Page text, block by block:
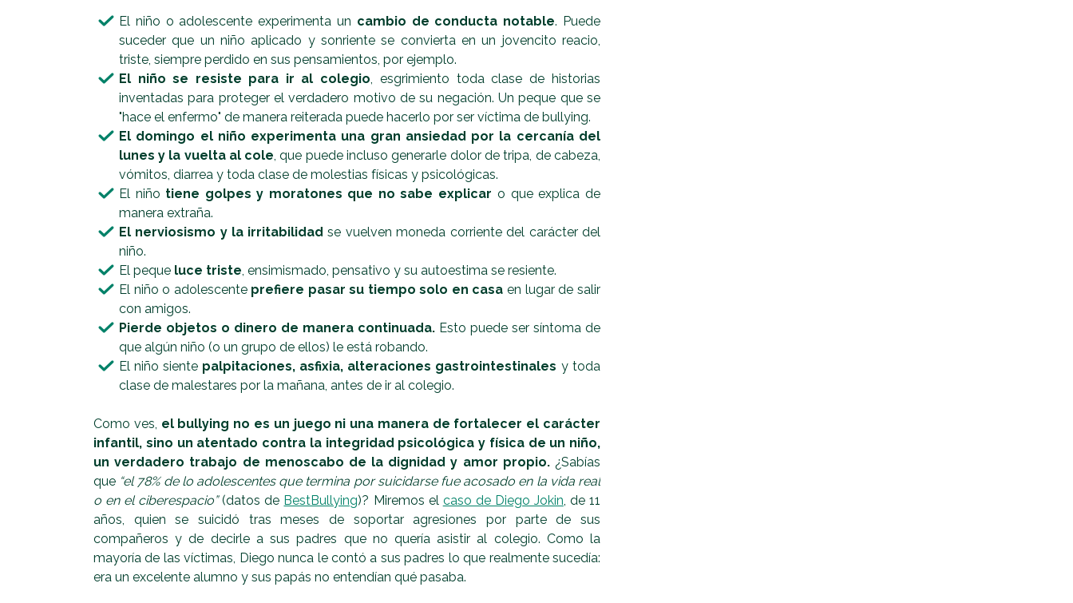
El niño o adolescente experimenta un cambio de conducta notable. Puede
suceder que un niño aplicado y sonriente se convierta en un jovencito reacio,
triste, siempre perdido en sus pensamientos, por ejemplo.
El niño se resiste para ir al colegio, esgrimiento toda clase de historias
inventadas para proteger el verdadero motivo de su negación. Un peque que se
"hace el enfermo" de manera reiterada puede hacerlo por ser víctima de bullying.
El domingo el niño experimenta una gran ansiedad por la cercanía del
lunes y la vuelta al cole, que puede incluso generarle dolor de tripa, de cabeza,
vómitos, diarrea y toda clase de molestias físicas y psicológicas.
El niño tiene golpes y moratones que no sabe explicar o que explica de
manera extraña.
El nerviosismo y la irritabilidad se vuelven moneda corriente del carácter del
niño.
El peque luce triste, ensimismado, pensativo y su autoestima se resiente.
El niño o adolescente prefiere pasar su tiempo solo en casa en lugar de salir
con amigos.
Pierde objetos o dinero de manera continuada. Esto puede ser síntoma de
que algún niño (o un grupo de ellos) le está robando.
El niño siente palpitaciones, asfixia, alteraciones gastrointestinales y toda
clase de malestares por la mañana, antes de ir al colegio.
Como ves, el bullying no es un juego ni una manera de fortalecer el carácter
infantil, sino un atentado contra la integridad psicológica y física de un niño,
un verdadero trabajo de menoscabo de la dignidad y amor propio.¿Sabías
que “el 78% de lo adolescentes que termina por suicidarse fue acosado en la vida real
o en el ciberespacio”(datos de BestBullying)? Miremos el caso de Diego Jokin, de 11
años, quien se suicidó tras meses de soportar agresiones por parte de sus
compañeros y de decirle a sus padres que no quería asistir al colegio. Como la
mayoría de las víctimas, Diego nunca le contó a sus padres lo que realmente sucedía:
era un excelente alumno y sus papás no entendían qué pasaba.